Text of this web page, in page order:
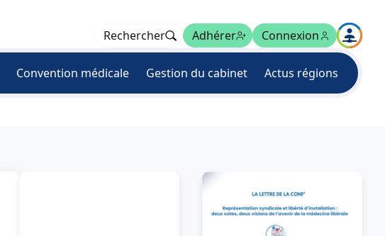
Convention médicale Gestion du cabinet Actus régions
Rechercher Adhérer Connexion